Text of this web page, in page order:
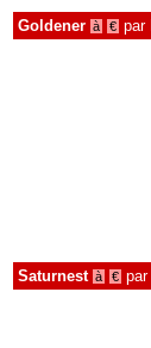
Goldener à € par
Saturnest à € par